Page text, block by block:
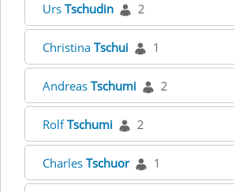
Urs Tschudin 2
Christina Tschui 1
Andreas Tschumi 2
RolfTschumi 2
Charles Tschuor 1